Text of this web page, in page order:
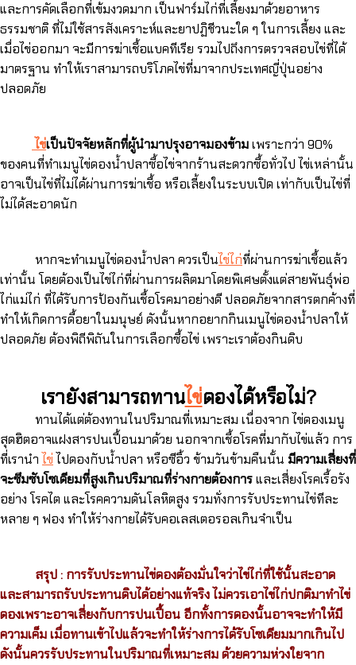
และการคัดเลือกที่เข้มงวดมาก เป็นฟาร์มไก่ที่เลี้ยงมาด้วยอาหาร
ธรรมชาติ ที่ไม่ใช้สารสังเคราะห์และยาปฏิชีวนะใด ๆ ในการเลี้ยง และ
เมื่อไข่ออกมา จะมีการฆ่าเชื้อแบคทีเรีย รวมไปถึงการตรวจสอบไข่ที่ได้
มาตรฐาน ทำให้เราสามารถบริโภคไข่ที่มาจากประเทศญี่ปุ่นอย่าง
ปลอดภัย
ไข่เป็นปัจจัยหลักที่ผู้นำมาปรุงอาจมองข้ามเพราะกว่า 90%
ของคนที่ทำเมนูไข่ดองน้ำปลาซื้อไข่จากร้านสะดวกซื้อทั่วไป ไข่เหล่านั้น
อาจเป็นไข่ที่ไม่ได้ผ่านการฆ่าเชื้อ หรือเลี้ยงในระบบเปิด เท่ากับเป็นไข่ที่
ไม่ได้สะอาดนัก
หากจะทำเมนูไข่ดองน้ำปลา ควรเป็นไข่ไก่ที่ผ่านการฆ่าเชื้อแล้ว
เท่านั้น โดยต้องเป็นไข่ไก่ที่ผ่านการผลิตมาโดยพิเศษตั้งแต่สายพันธุ์พ่อ
ไก่แม่ไก่ ที่ได้รับการป้องกันเชื้อโรคมาอย่างดี ปลอดภัยจากสารตกค้างที่
ทำให้เกิดการดื้อยาในมนุษย์ ดังนั้นหากอยากกินเมนูไข่ดองน้ำปลาให้
ปลอดภัย ต้องพิถีพิถันในการเลือกซื้อไข่ เพราะเราต้องกินดิบ
เรายังสามารถทานไข่ดองได้หรือไม่?
ทานได้แต่ต้องทานในปริมาณที่เหมาะสม เนื่องจาก ไข่ดองเมนู
สุดฮิตอาจแฝงสารปนเปื้อนมาด้วย นอกจากเชื้อโรคที่มากับไข่แล้ว การ
ที่เรานำ ไข่ ไปดองกับน้ำปลา หรือซีอิ้ว ข้ามวันข้ามคืนนั้น มีความเสี่ยงที่
จะซึมซับโซเดียมที่สูงเกินปริมาณที่ร่างกายต้องการและเสี่ยงโรคเรื้อรัง
อย่าง โรคไต และโรคความดันโลหิตสูง รวมทั่งการรับประทานไข่ทีละ
หลาย ๆ ฟอง ทำให้ร่างกายได้รับคอเลสเตอรอลเกินจำเป็น
สรุป : การรับประทานไข่ดองต้องมั่นใจว่าไข่ไก่ที่ใช้นั้นสะอาด
และสามารถรับประทานดิบได้อย่างแท้จริง ไม่ควรเอาไข่ไก่ปกติมาทำไข่
ดองเพราะอาจเสี่ยงกับการปนเปื้อน อีกทั้งการดองนั้นอาจจะทำให้มี
ความเค็ม เมื่อทานเข้าไปแล้วจะทำให้ร่างการได้รับโซเดียมมากเกินไป
ดังนั้นควรรับประทานในปริมาณที่เหมาะสม ด้วยความห่วงใยจาก